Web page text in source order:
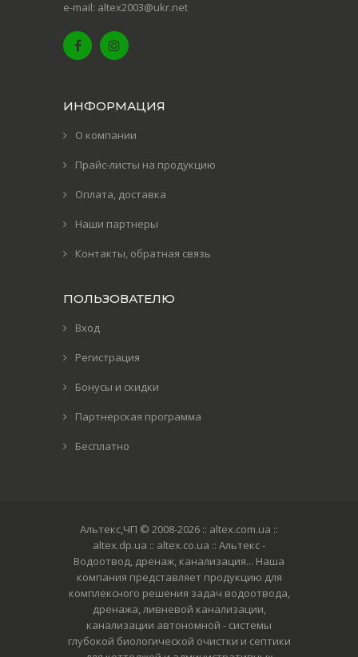
e-mail: altex2003@ukr.net
ИНФОРМАЦИЯ
О компании
Прайс-листы на продукцию
Оплата, доставка
Наши партнеры
Контакты, обратная связь
ПОЛЬЗОВАТЕЛЮ
Вход
Регистрация
Бонусы и скидки
Партнерская программа
Бесплатно
Альтекс,ЧП © 2008-2026 :: altex.com.ua ::
altex.dp.ua :: altex.co.ua :: Альтекс -
Водоотвод, дренаж, канализация... Наша
компания представляет продукцию для
комплексного решения задач водоотвода,
дренажа, ливневой канализации,
канализации автономной - системы
глубокой биологической очистки и септики